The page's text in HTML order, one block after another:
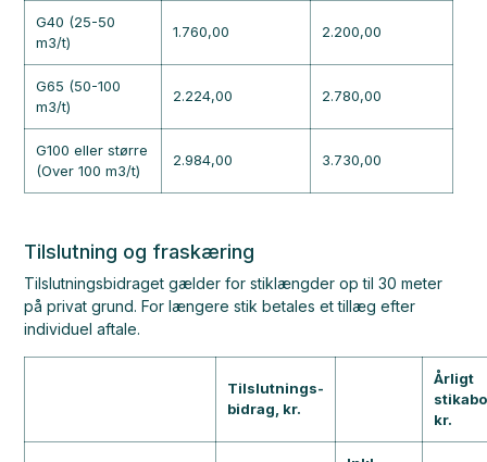
G40 (25-50
m3/t)
1.760,00 2.200,00
G65 (50-100
m3/t)
2.224,00 2.780,00
G100 eller større
(Over 100 m3/t)
2.984,00 3.730,00
Tilslutning og fraskæring
Tilslutningsbidraget gælder for stiklængder op til 30 meter
på privat grund. For længere stik betales et tillæg efter
individuel aftale.
Tilslutnings-
bidrag, kr.
Årligt
kr.